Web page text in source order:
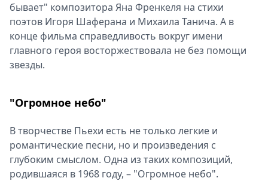
бывает" композитора Яна Френкеля на стихи
поэтов Игоря Шаферана и Михаила Танича. А в
конце фильма справедливость вокруг имени
главного героя восторжествовала не без помощи
звезды.
"Огромное небо"
В творчестве Пьехи есть не только легкие и
романтические песни, но и произведения с
глубоким смыслом. Одна из таких композиций,
родившаяся в 1968 году, – "Огромное небо".